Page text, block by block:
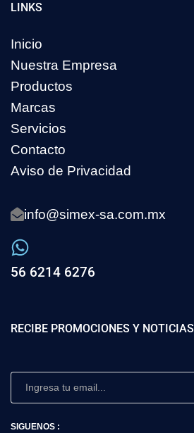
LINKS
Inicio
Nuestra Empresa
Productos
Marcas
Servicios
Contacto
Aviso de Privacidad
info@simex-sa.com.mx
56 6214 6276
RECIBE PROMOCIONES Y NOTICIAS
SIGUENOS :